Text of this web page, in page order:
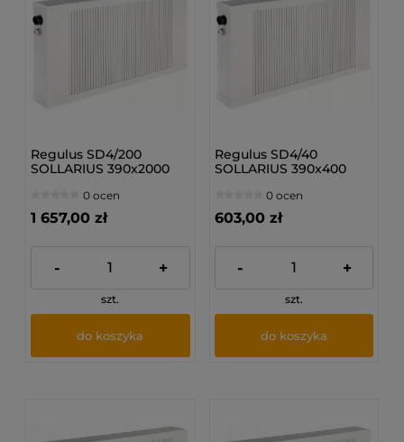
Regulus SD4/200
SOLLARIUS 390x2000
dolnozasilany
0 ocen
1 657,00 zł
- +
szt.
do koszyka
Regulus SD4/40
SOLLARIUS 390x400
dolnozasilany
0 ocen
603,00 zł
- +
szt.
do koszyka